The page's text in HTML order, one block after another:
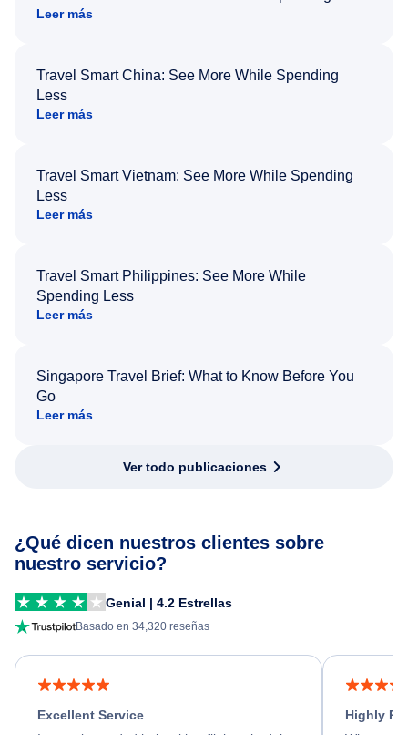
Leer más
Travel Smart China: See More While Spending
Less
Leer más
Travel Smart Vietnam: See More While Spending
Less
Leer más
Travel Smart Philippines: See More While
Spending Less
Leer más
Singapore Travel Brief: What to Know Before You
Go
Leer más
Ver todo publicaciones
¿Qué dicen nuestros clientes sobre
nuestro servicio?
Genial | 4.2 Estrellas
Basado en 34,320 reseñas
Excellent Service
Highly